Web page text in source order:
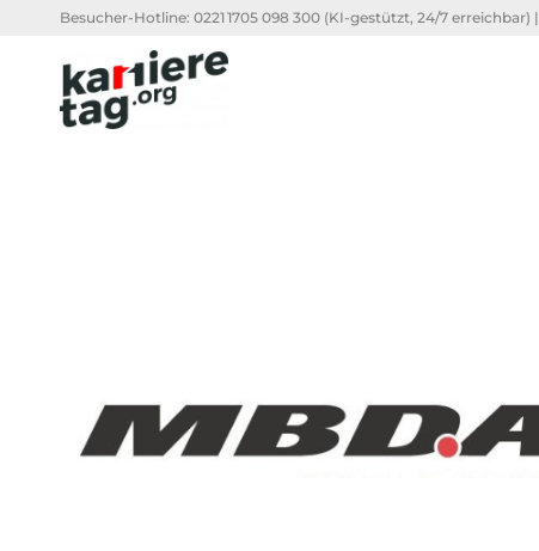
Besucher-Hotline: 0221 1705 098 300 (KI-gestützt, 24/7 erreichbar) |